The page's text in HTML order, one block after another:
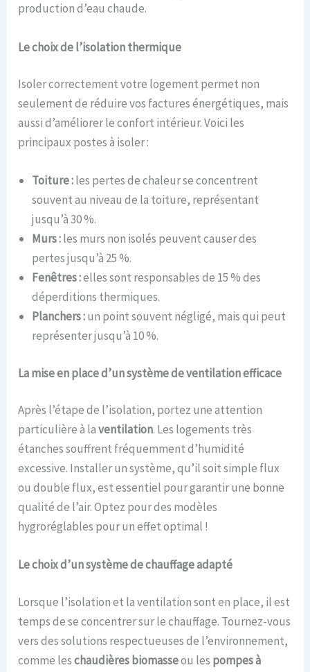
production d’eau chaude.
Le choix de l’isolation thermique
Isoler correctement votre logement permet non
seulement de réduire vos factures énergétiques, mais
aussi d’améliorer le confort intérieur. Voici les
principaux postes à isoler :
Toiture :les pertes de chaleur se concentrent
souvent au niveau de la toiture, représentant
jusqu’à 30 %.
Murs :les murs non isolés peuvent causer des
pertes jusqu’à 25 %.
Fenêtres :elles sont responsables de 15 % des
déperditions thermiques.
Planchers :un point souvent négligé, mais qui peut
représenter jusqu’à 10 %.
La mise en place d’un système de ventilation efficace
Après l’étape de l’isolation, portez une attention
particulière à laventilation. Les logements très
étanches souffrent fréquemment d’humidité
excessive. Installer un système, qu’il soit simple flux
ou double flux, est essentiel pour garantir une bonne
qualité de l’air. Optez pour des modèles
hygroréglables pour un effet optimal !
Le choix d’un système de chauffage adapté
Lorsque l’isolation et la ventilation sont en place, il est
temps de se concentrer sur le chauffage. Tournez-vous
vers des solutions respectueuses de l’environnement,
comme leschaudières biomasseou les pompes à